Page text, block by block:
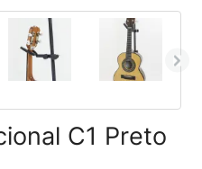
C1 Preto